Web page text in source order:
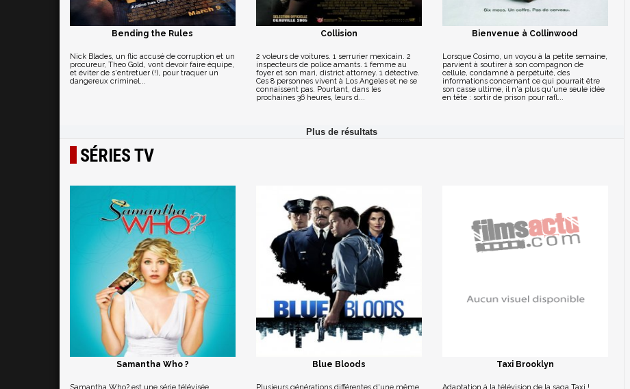
Bending the Rules
Nick Blades, un flic accusé de corruption et un
procureur, Theo Gold, vont devoir faire équipe,
et éviter de s'entretuer (!), pour traquer un
dangereux criminel...
Collision
2 voleurs de voitures. 1 serrurier mexicain. 2
inspecteurs de police amants. 1 femme au
foyer et son mari, district attorney. 1 détective.
Ces 8 personnes vivent à Los Angeles et ne se
connaissent pas. Pourtant, dans les
prochaines 36 heures, leurs d...
Bienvenue à Collinwood
Lorsque Cosimo, un voyou à la petite semaine,
parvient à soutirer à son compagnon de
cellule, condamné à perpétuité, des
informations concernant ce qui pourrait être
son casse ultime, il n'a plus qu'une seule idée
en tête : sortir de prison pour rafl...
SÉRIES TV
Samantha Who ?
Samantha Who? est une série télévisée
Blue Bloods
Plusieurs générations différentes d'une même
Taxi Brooklyn
Adaptation à la télévision de la saga Taxi !